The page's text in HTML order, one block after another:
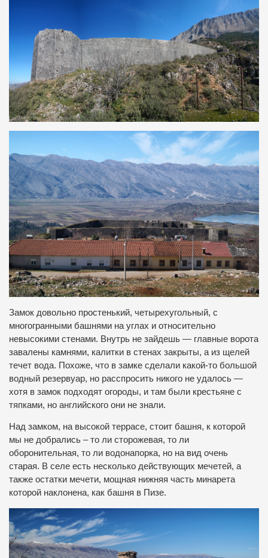
Замок довольно простенький, четырехугольный, с
многогранными башнями на углах и относительно
невысокими стенами. Внутрь не зайдешь — главные ворота
завалены камнями, калитки в стенах закрыты, а из щелей
течет вода. Похоже, что в замке сделали какой-то большой
водный резервуар, но расспросить никого не удалось —
хотя в замок подходят огороды, и там были крестьяне с
тяпками, но английского они не знали.
Над замком, на высокой террасе, стоит башня, к которой
мы не добрались – то ли сторожевая, то ли
оборонительная, то ли водонапорка, но на вид очень
старая. В селе есть несколько действующих мечетей, а
также остатки мечети, мощная нижняя часть минарета
которой наклонена, как башня в Пизе.